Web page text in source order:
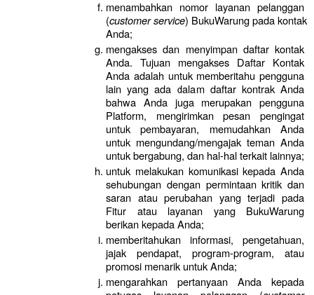
menambahkan nomor layanan pelanggan
(customer service) BukuWarung pada kontak
Anda;
mengakses dan menyimpan daftar kontak
Anda. Tujuan mengakses Daftar Kontak
Anda adalah untuk memberitahu pengguna
lain yang ada dalam daftar kontrak Anda
bahwa Anda juga merupakan pengguna
Platform, mengirimkan pesan pengingat
untuk pembayaran, memudahkan Anda
untuk mengundang/mengajak teman Anda
untuk bergabung, dan hal-hal terkait lainnya;
untuk melakukan komunikasi kepada Anda
sehubungan dengan permintaan kritik dan
saran atau perubahan yang terjadi pada
Fitur atau layanan yang BukuWarung
berikan kepada Anda;
memberitahukan informasi, pengetahuan,
jajak pendapat, program-program, atau
promosi menarik untuk Anda;
mengarahkan pertanyaan Anda kepada